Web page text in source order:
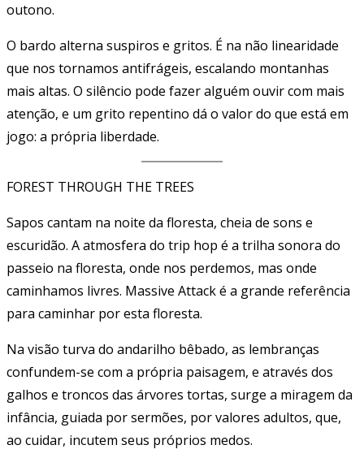
outono.
O bardo alterna suspiros e gritos. É na não linearidade
que nos tornamos antifrágeis, escalando montanhas
mais altas. O silêncio pode fazer alguém ouvir com mais
atenção, e um grito repentino dá o valor do que está em
jogo: a própria liberdade.
FOREST THROUGH THE TREES
Sapos cantam na noite da floresta, cheia de sons e
escuridão. A atmosfera do trip hop é a trilha sonora do
passeio na floresta, onde nos perdemos, mas onde
caminhamos livres. Massive Attack é a grande referência
para caminhar por esta floresta.
Na visão turva do andarilho bêbado, as lembranças
confundem-se com a própria paisagem, e através dos
galhos e troncos das árvores tortas, surge a miragem da
infância, guiada por sermões, por valores adultos, que,
ao cuidar, incutem seus próprios medos.